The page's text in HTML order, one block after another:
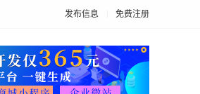
发布信息 免费注册